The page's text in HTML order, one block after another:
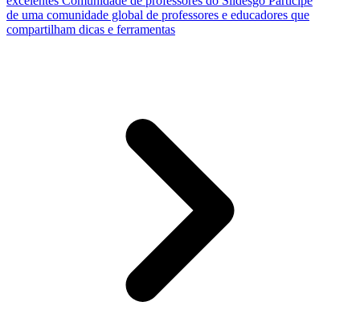
de uma comunidade global de professores e educadores que
compartilham dicas e ferramentas